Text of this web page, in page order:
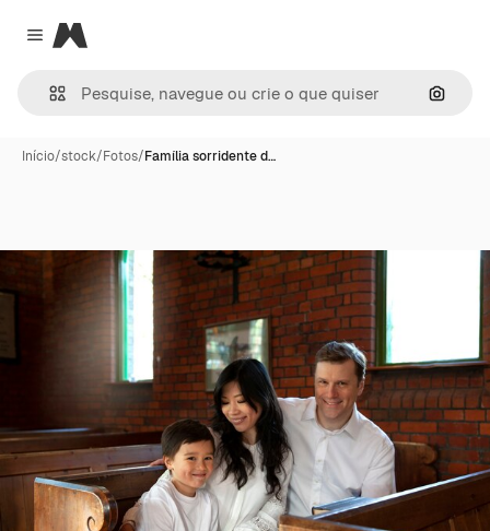
Close menu
Magnific
Início/stock/Fotos/Família sorridente d…